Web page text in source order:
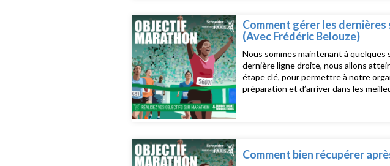
Comment gérer les
(Avec Frédéric Belouze)
Nous sommes maintenant à
dernière ligne droite, nous allons
étape clé, pour permettre à notre
préparation et d’arriver dans les
Comment bien récupérer